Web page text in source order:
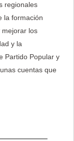
regionales
la formación
mejorar los
y la
Partido Popular y
cuentas que